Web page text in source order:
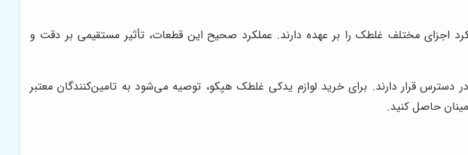
اجزای مختلف غلطک را بر عهده دارند. عملکرد صحیح این قطعات، تأثیر مستقیمی بر دقت و
قرار دارند. برای خرید لوازم یدکی غلطک هپکو، توصیه می‌شود به تامین‌کنندگان معتبر
حاصل کنید.